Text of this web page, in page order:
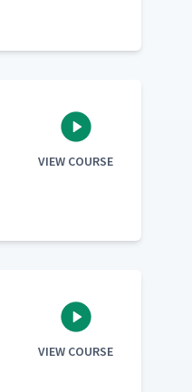
VIEW COURSE
VIEW COURSE